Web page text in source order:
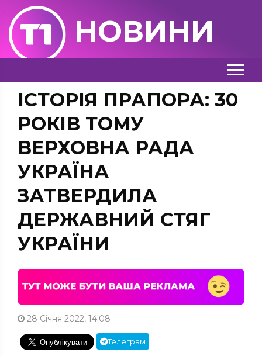
НОВИНИ
ІСТОРІЯ ПРАПОРА: 30
РОКІВ ТОМУ
ВЕРХОВНА РАДА
УКРАЇНА
ЗАТВЕРДИЛА
ДЕРЖАВНИЙ СТЯГ
УКРАЇНИ
28 Січня 2022, 14:08
Телеграм